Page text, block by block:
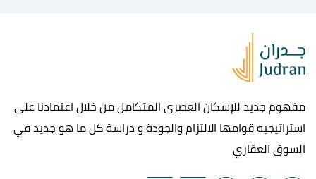
مفهوم جديد للإسكان العصرى المتكامل من خلال اعتمادنا على
استراتيجيه قوامها الالتزام والجودة و دراسة كل ما هو جديد في
السوق العقاري